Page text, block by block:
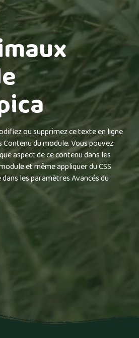
ou supprimez ce texte en ligne
du module. Vous pouvez
aspect de ce contenu dans les
et même appliquer du CSS
les paramètres Avancés du